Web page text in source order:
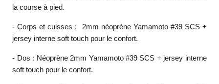
la course à pied.
- Corps et cuisses :
2mm néoprène Yamamoto #39 SCS +
jersey interne soft touch pour le confort.
- Dos : Néoprène 2mm Yamamoto #39 SCS + jersey interne
soft touch pour le confort.